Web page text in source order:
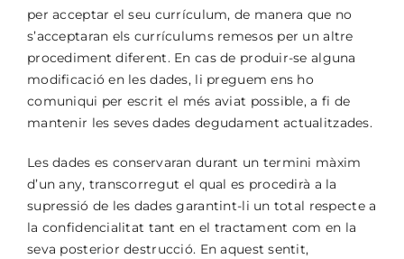
per acceptar el seu currículum, de manera que no
s’acceptaran els currículums remesos per un altre
procediment diferent. En cas de produir-se alguna
modificació en les dades, li preguem ens ho
comuniqui per escrit el més aviat possible, a fi de
mantenir les seves dades degudament actualitzades.
Les dades es conservaran durant un termini màxim
d’un any, transcorregut el qual es procedirà a la
supressió de les dades garantint-li un total respecte a
la confidencialitat tant en el tractament com en la
seva posterior destrucció. En aquest sentit,